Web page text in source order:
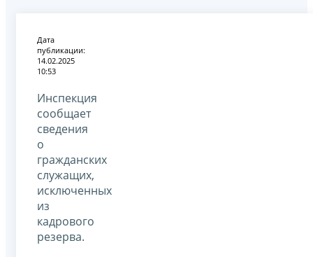
Дата
публикации:
14.02.2025
10:53
Инспекция
сообщает
сведения
о
гражданских
служащих,
исключенных
из
кадрового
резерва.